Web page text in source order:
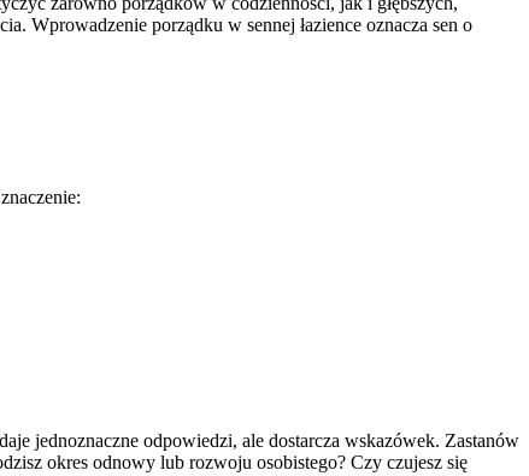
Wprowadzenie porządku w sennej łazience oznacza sen o
jednoznaczne odpowiedzi, ale dostarcza wskazówek. Zastanów
okres odnowy lub rozwoju osobistego? Czy czujesz się